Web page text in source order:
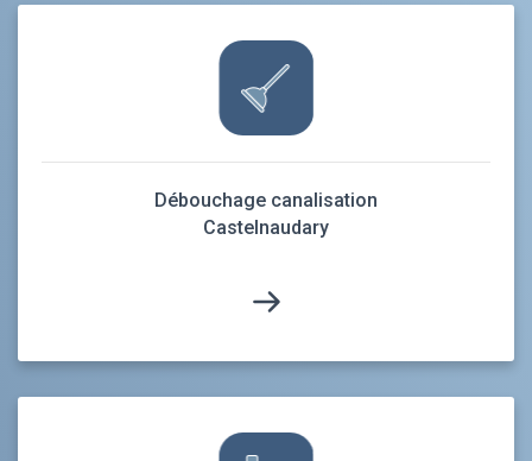
Débouchage canalisation
Castelnaudary